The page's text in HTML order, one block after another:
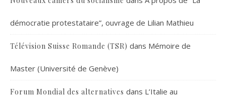
démocratie protestataire”, ouvrage de Lilian Mathieu
Télévision Suisse Romande (TSR) dans Mémoire de
Master (Université de Genève)
Forum Mondial des alternatives dans L’Italie au